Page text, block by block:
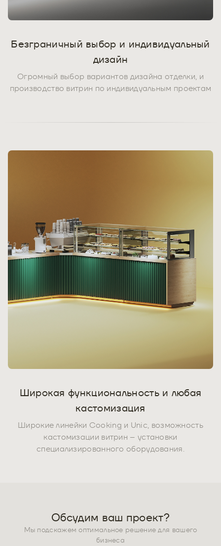
Безграничный выбор и индивидуальный
дизайн
Огромный выбор вариантов дизайна отделки, и
производство витрин по индивидуальным проектам
Широкая функциональность и любая
кастомизация
Широкие линейки Cooking и Unic, возможность
кастомизации витрин – установки
специализированного оборудования.
Обсудим ваш проект?
Мы подскажем оптимальное решение для вашего
бизнеса